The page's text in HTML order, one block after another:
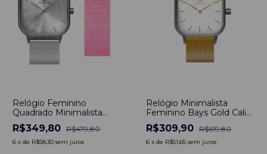
Relógio Feminino
Quadrado Minimalista
Bays Unitone Kit Pulseira
Prata Silver 40mm +
Pulseira Nylon Nato
R$349,80 R$479,80
6 x de R$58,30 sem juros
Relógio Minimalista
Feminino Bays Gold Cali
Pulseira Dourado 40mm
Aço Inoxidável banhado a
titânio
R$309,90 R$619,80
6 x de R$51,65 sem juros